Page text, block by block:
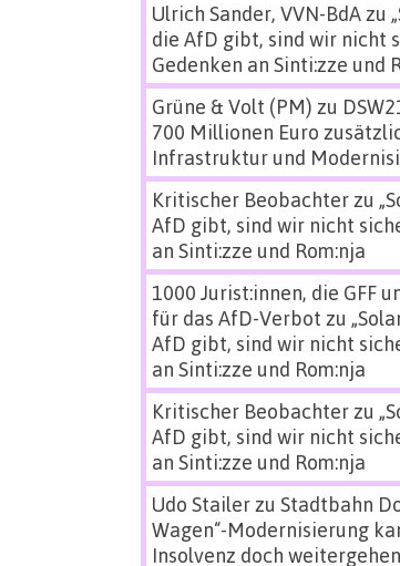
Ulrich Sander, VVN-BdAzu
die AfD gibt, sind wir nicht
Gedenken an Sinti:zze und
Grüne & Volt (PM) zu
700 Millionen Euro
Infrastruktur und
Kritischer Beobachterzu
AfD gibt, sind wir nicht
an Sinti:zze und Rom:nja
1000 Jurist:innen, die GFF
für das AfD-Verbot zu
AfD gibt, sind wir nicht
an Sinti:zze und Rom:nja
Kritischer Beobachterzu
AfD gibt, sind wir nicht
an Sinti:zze und Rom:nja
Udo Stailerzu Stadtbahn
Wagen“-Modernisierung
Insolvenz doch weitergehen